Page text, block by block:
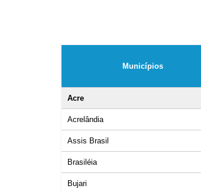
Municípios
Acre
Acrelândia
Assis Brasil
Brasiléia
Bujari